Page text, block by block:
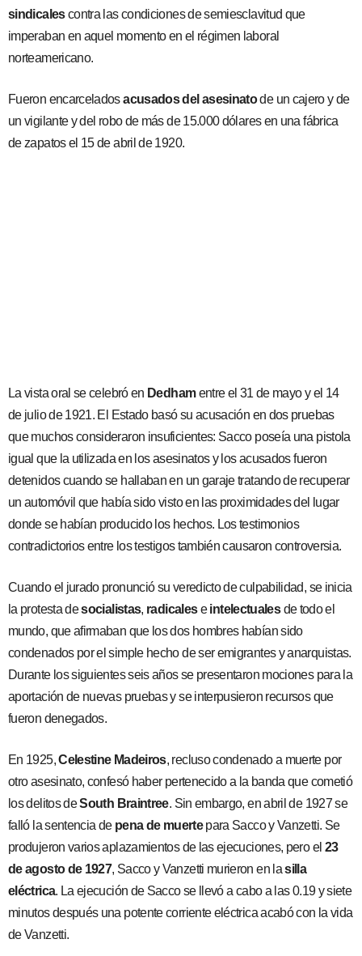
sindicalescontra las condiciones de semiesclavitud que
imperaban en aquel momento en el régimen laboral
norteamericano.
Fueron encarceladosacusados del asesinatode un cajero y de
un vigilante y del robo de más de 15.000 dólares en una fábrica
de zapatos el 15 de abril de 1920.
La vista oral se celebró en Dedhamentre el 31 de mayo y el 14
de julio de 1921. El Estado basó su acusación en dos pruebas
que muchos consideraron insuficientes: Sacco poseía una pistola
igual que la utilizada en los asesinatos y los acusados fueron
detenidos cuando se hallaban en un garaje tratando de recuperar
un automóvil que había sido visto en las proximidades del lugar
donde se habían producido los hechos. Los testimonios
contradictorios entre los testigos también causaron controversia.
Cuando el jurado pronunció su veredicto de culpabilidad, se inicia
la protesta desocialistas, radicaleseintelectualesde todo el
mundo, que afirmaban que los dos hombres habían sido
condenados por el simple hecho de ser emigrantes y anarquistas.
Durante los siguientes seis años se presentaron mociones para la
aportación de nuevas pruebas y se interpusieron recursos que
fueron denegados.
En 1925,Celestine Madeiros, recluso condenado a muerte por
otro asesinato, confesó haber pertenecido a la banda que cometió
los delitos deSouth Braintree. Sin embargo, en abril de 1927 se
falló la sentencia de pena de muertepara Sacco y Vanzetti. Se
produjeron varios aplazamientos de las ejecuciones, pero el 23
de agosto de 1927, Sacco y Vanzetti murieron en lasilla
eléctrica. La ejecución de Sacco se llevó a cabo a las 0.19 y siete
minutos después una potente corriente eléctrica acabó con la vida
de Vanzetti.